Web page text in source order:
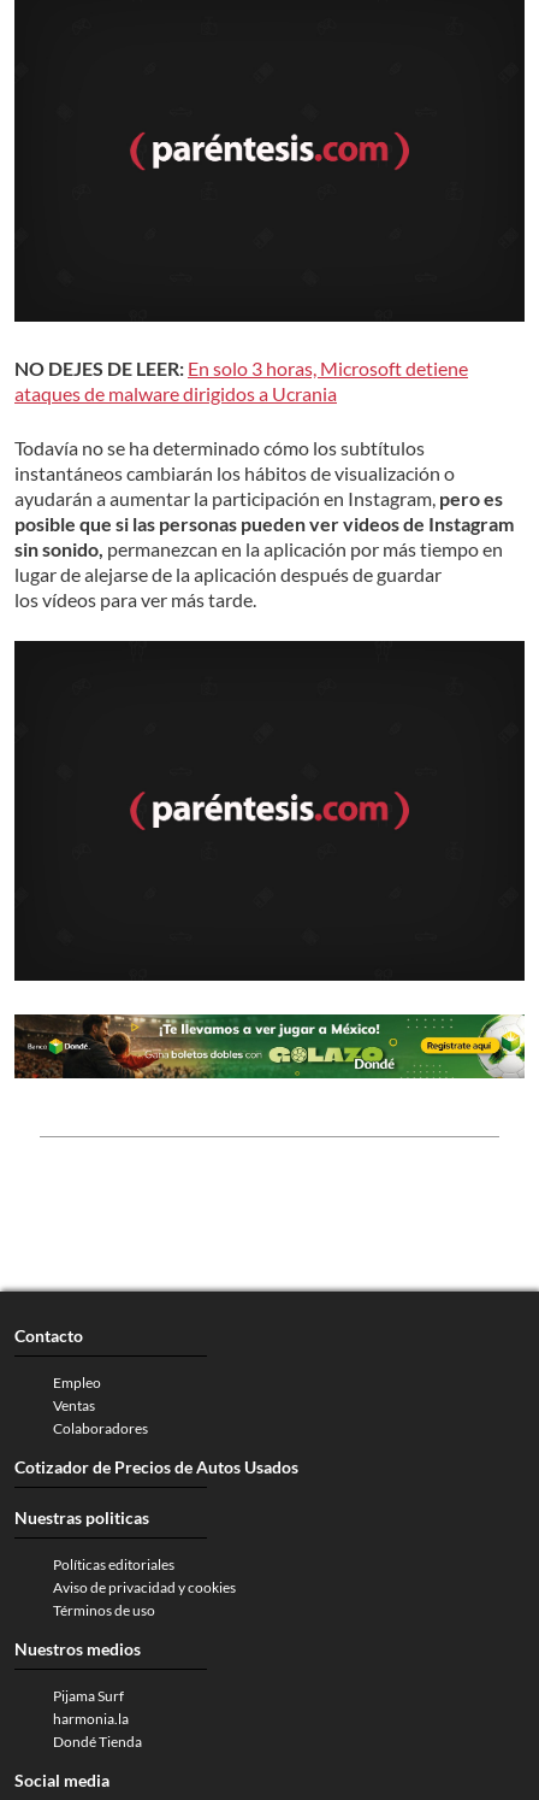
NO DEJES DE LEER: En solo 3 horas, Microsoft detiene
ataques de malware dirigidos a Ucrania
Todavía no se ha determinado cómo los subtítulos
instantáneos cambiarán los hábitos de visualización o
ayudarán a aumentar la participación en Instagram, pero es
posible que si las personas pueden ver videos de Instagram
sin sonido, permanezcan en la aplicación por más tiempo en
lugar de alejarse de la aplicación después de guardar
los vídeos para ver más tarde.
Contacto
Empleo
Ventas
Colaboradores
Cotizador de Precios de Autos Usados
Nuestras politicas
Políticas editoriales
Aviso de privacidad y cookies
Términos de uso
Nuestros medios
Pijama Surf
harmonia.la
Dondé Tienda
Social media